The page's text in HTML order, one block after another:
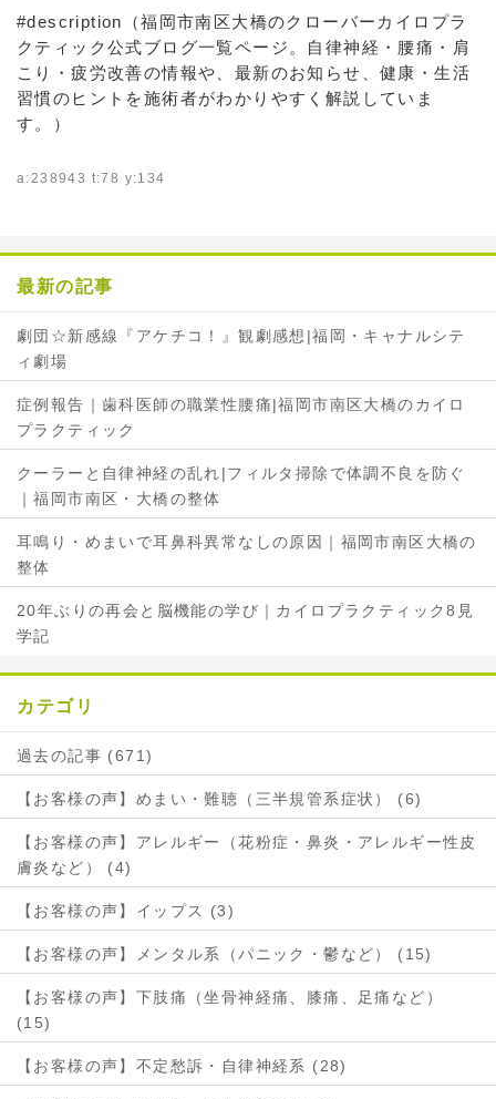
#description（福岡市南区大橋のクローバーカイロプラ
クティック公式ブログ一覧ページ。自律神経・腰痛・肩
こり・疲労改善の情報や、最新のお知らせ、健康・生活
習慣のヒントを施術者がわかりやすく解説していま
す。）
a:238943 t:78 y:134
最新の記事
劇団☆新感線『アケチコ！』観劇感想|福岡・キャナルシテ
ィ劇場
症例報告｜歯科医師の職業性腰痛|福岡市南区大橋のカイロ
プラクティック
クーラーと自律神経の乱れ|フィルタ掃除で体調不良を防ぐ
｜福岡市南区・大橋の整体
耳鳴り・めまいで耳鼻科異常なしの原因｜福岡市南区大橋の
整体
20年ぶりの再会と脳機能の学び｜カイロプラクティック8見
学記
カテゴリ
過去の記事 (671)
【お客様の声】めまい・難聴（三半規管系症状） (6)
【お客様の声】アレルギー（花粉症・鼻炎・アレルギー性皮
膚炎など） (4)
【お客様の声】イップス (3)
【お客様の声】メンタル系（パニック・鬱など） (15)
【お客様の声】下肢痛（坐骨神経痛、膝痛、足痛など）
(15)
【お客様の声】不定愁訴・自律神経系 (28)